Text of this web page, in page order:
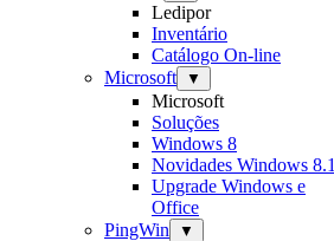
Ledipor
Inventário
Catálogo On-line
Microsoft
▼
Microsoft
Soluções
Windows 8
Novidades Windows 8.1
Upgrade Windows e
Office
PingWin
▼